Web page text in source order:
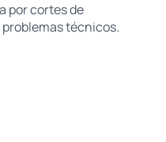
por cortes de
técnicos.